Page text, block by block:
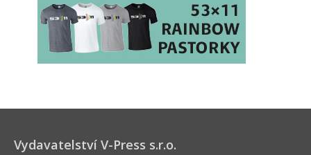
Vydavatelství V-Press s.r.o.